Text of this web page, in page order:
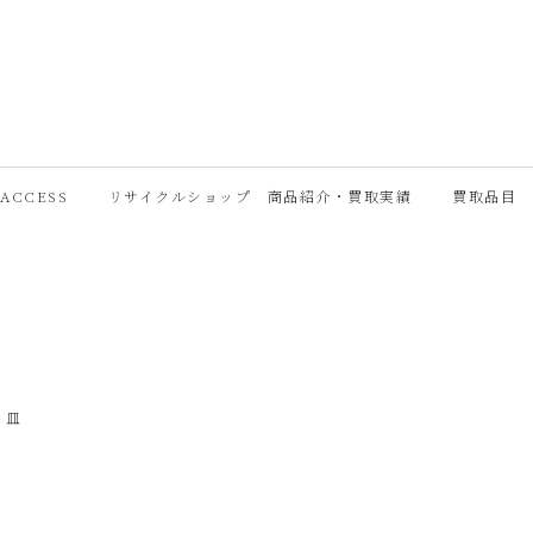
ACCESS リサイクルショップ 商品紹介・買取実績 買取品目